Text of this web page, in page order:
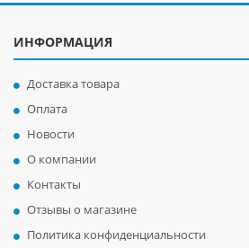
ИНФОРМАЦИЯ
Доставка товара
Оплата
Новости
О компании
Контакты
Отзывы о магазине
Политика конфиденциальности